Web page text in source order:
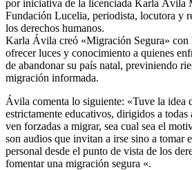
por iniciativa de la licenciada Karla Ávila
Fundación Lucelia, periodista, locutora y
los derechos humanos.
Karla Ávila creó «Migración Segura»
ofrecer luces y conocimiento a quienes
de abandonar su país natal, previniendo
migración informada.
Ávila comenta lo siguiente: «Tuve la idea
estrictamente educativos, dirigidos a todas
ven forzadas a migrar, sea cual sea el
son audios que invitan a irse sino a tomar
personal desde el punto de vista de los
fomentar una migración segura «.